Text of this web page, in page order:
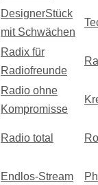
DesignerStück
mit Schwächen
Radix für
Radiofreunde
Radio ohne
Kompromisse
Radio total
Endlos-Stream